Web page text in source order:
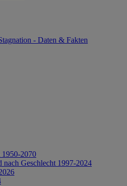
- Daten & Fakten
1950-2070
Geschlecht 1997-2024